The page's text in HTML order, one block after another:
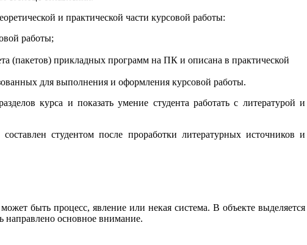
и практической части курсовой работы:
работы;
(пакетов) прикладных программ на ПК и описана в практической
для выполнения и оформления курсовой работы.
курса и показать умение студента работать с литературой и
студентом после проработки литературных источников и
быть процесс, явление или некая система. В объекте выделяется
направлено основное внимание.